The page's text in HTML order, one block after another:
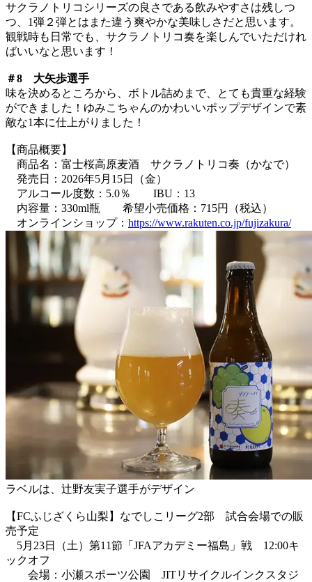
サクラノトリコシリーズの良さである飲みやすさは残しつ
つ、1弾２弾とはまた違う爽やかな美味しさだと思います。
観戦時も日常でも、サクラノトリコ奏を楽しんでいただけれ
ばいいなと思います！
＃8 大矢歩選手
味を決めるところから、ボトル詰めまで、とても貴重な経験
ができました！ゆみこちゃんのかわいいポップデザインで素
敵な1本に仕上がりました！
【商品概要】
商品名：富士桜高原麦酒 サクラノトリコ奏（かなで）
発売日：2026年5月15日（金）
アルコール度数：5.0％ IBU：13
内容量：330ml瓶 希望小売価格：715円（税込）
オンラインショップ： https://www.rakuten.co.jp/fujizakura/
ラベルは、辻野友実子選手がデザイン
【FCふじざくら山梨】なでしこリーグ2部 試合会場での販
売予定
5月23日（土）第11節「JFAアカデミー福島」戦 12:00キ
ックオフ
会場：小瀬スポーツ公園 JITリサイクルインクスタジ